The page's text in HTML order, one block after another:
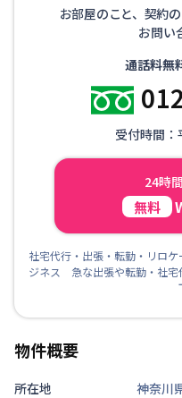
お部屋のこと、契約
お問い
通話料無
受付時間
24時
無料
社宅代行・出張・転勤・リロ
ジネス 急な出張や転勤・社宅
物件概要
所在地 神奈川